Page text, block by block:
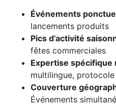
Événements
lancements produits
Pics d’activité
fêtes commerciales
Expertise spécifique
multilingue,
Couverture
Événements